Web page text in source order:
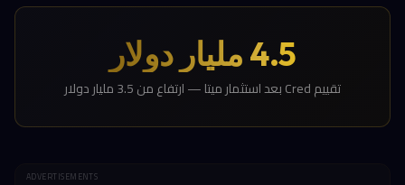
4.5 مليار دولار
تقييم Cred بعد استثمار ميتا — ارتفاع من 3.5 مليار دولار
ADVERTISEMENTS